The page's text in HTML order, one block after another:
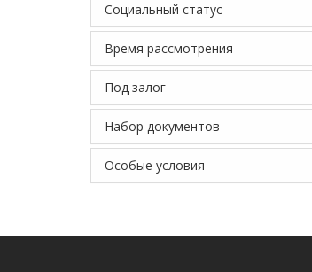
Социальный статус
Время рассмотрения
Под залог
Набор документов
Особые условия